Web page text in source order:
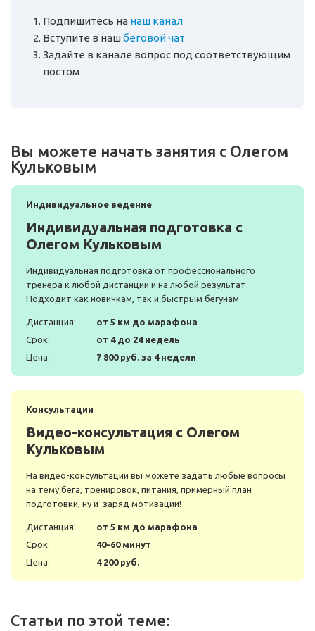
Подпишитесь на наш канал
Вступите в нашбеговой чат
Задайте в канале вопрос под соответствующим
постом
Вы можете начать занятия с Олегом
Кульковым
Индивидуальное ведение
Индивидуальная подготовка с
Олегом Кульковым
Индивидуальная подготовка от профессионального
тренера к любой дистанции и на любой результат.
Подходит как новичкам, так и быстрым бегунам
Дистанция:
от 5 км до марафона
Срок:
от 4 до 24 недель
Цена:
7 800 руб. за 4 недели
Консультации
Видео-консультация с Олегом
Кульковым
На видео-консультации вы можете задать любые вопросы
на тему бега, тренировок, питания, примерный план
подготовки, ну и заряд мотивации!
Дистанция:
от 5 км до марафона
Срок:
40-60 минут
Цена:
4 200 руб.
Статьи по этой теме: